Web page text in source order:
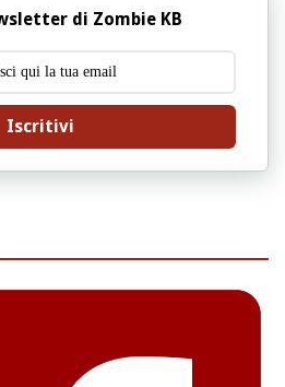
di Zombie KB
Iscritivi